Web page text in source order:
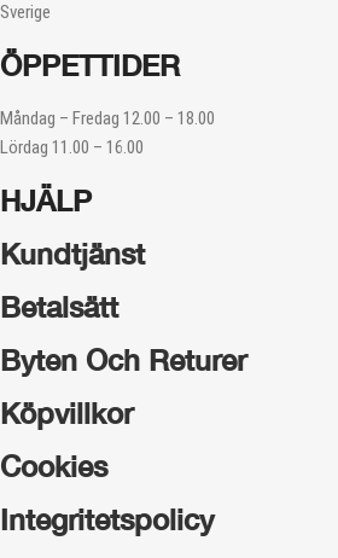
Sverige
ÖPPETTIDER
Måndag – Fredag 12.00 – 18.00
Lördag 11.00 – 16.00
HJÄLP
Kundtjänst
Betalsätt
Byten Och Returer
Köpvillkor
Cookies
Integritetspolicy